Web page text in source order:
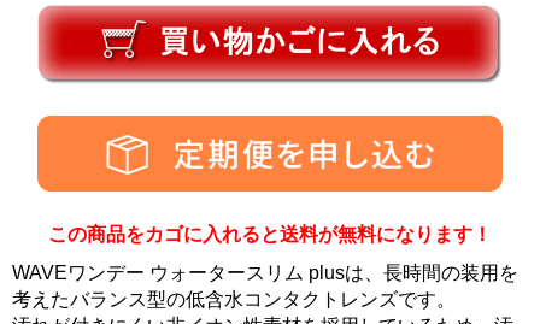
この商品をカゴに入れると送料が無料になります！
WAVEワンデー ウォータースリム plusは、長時間の装用を
考えたバランス型の低含水コンタクトレンズです。